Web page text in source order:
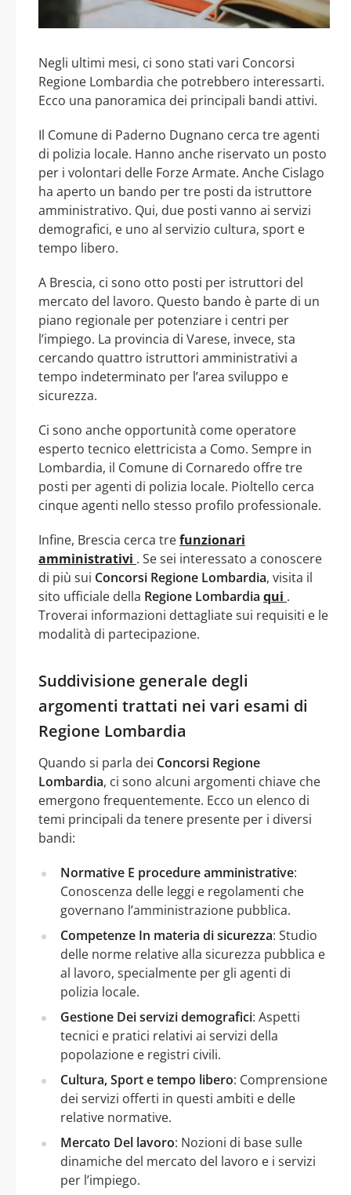
Negli ultimi mesi, ci sono stati vari Concorsi
Regione Lombardia che potrebbero interessarti.
Ecco una panoramica dei principali bandi attivi.
Il Comune di Paderno Dugnano cerca tre agenti
di polizia locale. Hanno anche riservato un posto
per i volontari delle Forze Armate. Anche Cislago
ha aperto un bando per tre posti da istruttore
amministrativo. Qui, due posti vanno ai servizi
demografici, e uno al servizio cultura, sport e
tempo libero.
A Brescia, ci sono otto posti per istruttori del
mercato del lavoro. Questo bando è parte di un
piano regionale per potenziare i centri per
l’impiego. La provincia di Varese, invece, sta
cercando quattro istruttori amministrativi a
tempo indeterminato per l’area sviluppo e
sicurezza.
Ci sono anche opportunità come operatore
esperto tecnico elettricista a Como. Sempre in
Lombardia, il Comune di Cornaredo offre tre
posti per agenti di polizia locale. Pioltello cerca
cinque agenti nello stesso profilo professionale.
Infine, Brescia cerca trefunzionari
amministrativi . Se sei interessato a conoscere
di più sui Concorsi Regione Lombardia, visita il
sito ufficiale della Regione Lombardia qui .
Troverai informazioni dettagliate sui requisiti e le
modalità di partecipazione.
Suddivisione generale degli
argomenti trattati nei vari esami di
Regione Lombardia
Quando si parla dei Concorsi Regione
Lombardia, ci sono alcuni argomenti chiave che
emergono frequentemente. Ecco un elenco di
temi principali da tenere presente per i diversi
bandi:
Normative E procedure amministrative:
Conoscenza delle leggi e regolamenti che
governano l’amministrazione pubblica.
Competenze In materia di sicurezza: Studio
delle norme relative alla sicurezza pubblica e
al lavoro, specialmente per gli agenti di
polizia locale.
Gestione Dei servizi demografici: Aspetti
tecnici e pratici relativi ai servizi della
popolazione e registri civili.
Cultura, Sport e tempo libero: Comprensione
dei servizi offerti in questi ambiti e delle
relative normative.
Mercato Del lavoro: Nozioni di base sulle
dinamiche del mercato del lavoro e i servizi
per l’impiego.